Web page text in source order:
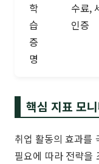
학
습
증
명
수료,
인증
핵심 지표 모
취업 활동의 효과를
필요에 따라 전략을